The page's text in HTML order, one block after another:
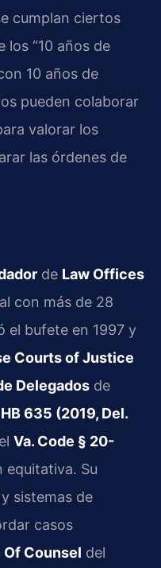
cumplan ciertos
los “10 años de
10 años de
pueden colaborar
valorar los
las órdenes de
de Law Offices
con más de 28
el bufete en 1997 y
Courts of Justice
Delegados de
HB 635 (2019, Del.
Va. Code § 20-
equitativa. Su
sistemas de
casos
Of Counsel del